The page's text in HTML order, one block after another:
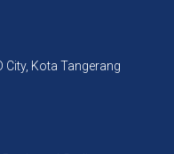
City, Kota Tangerang